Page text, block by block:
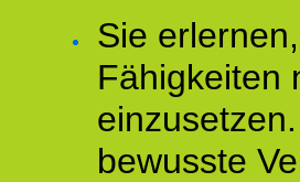
Sie
Fähigkeiten
bewusste